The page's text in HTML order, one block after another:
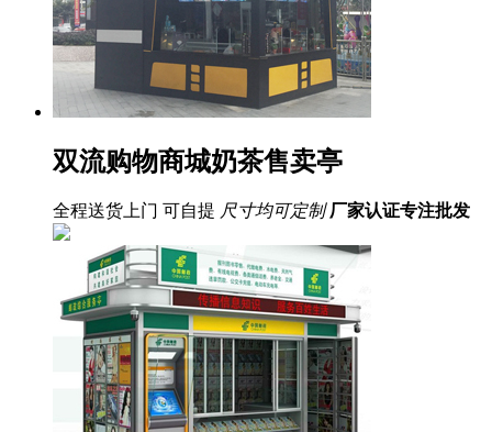
双流购物商城奶茶售卖亭
全程送货上门 可自提 尺寸均可定制 厂家认证专注批发